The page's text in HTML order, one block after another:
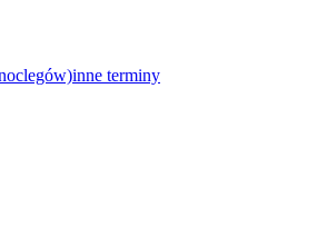
inne terminy